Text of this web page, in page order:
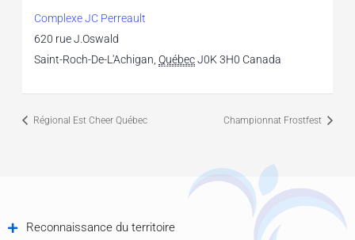
Complexe JC Perreault
620 rue J.Oswald
Saint-Roch-De-L'Achigan QuébecJ0K 3H0 Canada
Régional Est Cheer Québec Championnat Frostfest
Reconnaissance du territoire